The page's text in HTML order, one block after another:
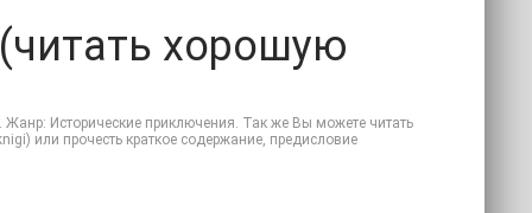
хорошую
Исторические приключения. Так же Вы можете читать
или прочесть краткое содержание, предисловие